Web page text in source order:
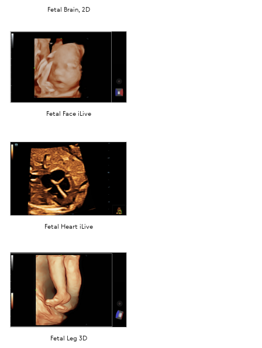
Fetal Brain, 2D
Fetal Face iLive
Fetal Heart iLive
Fetal Leg 3D